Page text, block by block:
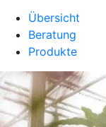
Übersicht
Beratung
Produkte